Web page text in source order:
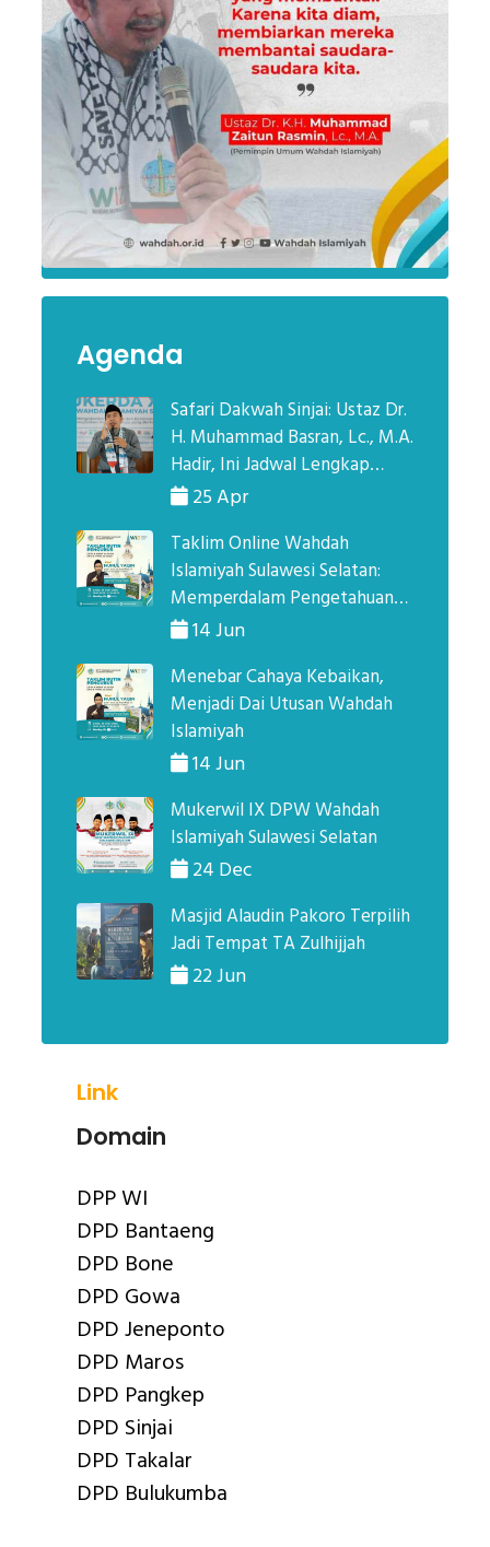
Agenda
Safari Dakwah Sinjai: Ustaz Dr.
H. Muhammad Basran, Lc., M.A.
Hadir, Ini Jadwal Lengkap
Kegiatannya!
25 Apr
Taklim Online Wahdah
Islamiyah Sulawesi Selatan:
Memperdalam Pengetahuan
Agama Lewat Sirah Nabi
14 Jun
Menebar Cahaya Kebaikan,
Menjadi Dai Utusan Wahdah
Islamiyah
14 Jun
Mukerwil IX DPW Wahdah
Islamiyah Sulawesi Selatan
24 Dec
Masjid Alaudin Pakoro Terpilih
Jadi Tempat TA Zulhijjah
22 Jun
Link
Domain
DPP WI
DPD Bantaeng
DPD Bone
DPD Gowa
DPD Jeneponto
DPD Maros
DPD Pangkep
DPD Sinjai
DPD Takalar
DPD Bulukumba